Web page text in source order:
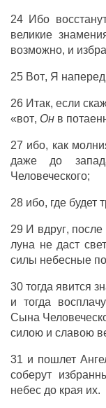
24 Ибо
великие
возможно, и
25 Вот, Я наперед
26 Итак,если
«вот, Он в
27 ибо, как
даже до
Человеческого;
28 ибо, где будет
29 И вдруг, после
луна не даст
силы небесные
30 тогда явится
и
тогда
Сына
силою и славою
31 и пошлет
соберут
небес до края их.